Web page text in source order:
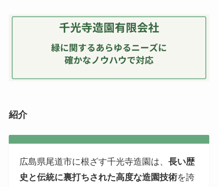
紹介
広島県尾道市に根ざす千光寺造園は、長い歴
史と伝統に裏打ちされた高度な造園技術を誇